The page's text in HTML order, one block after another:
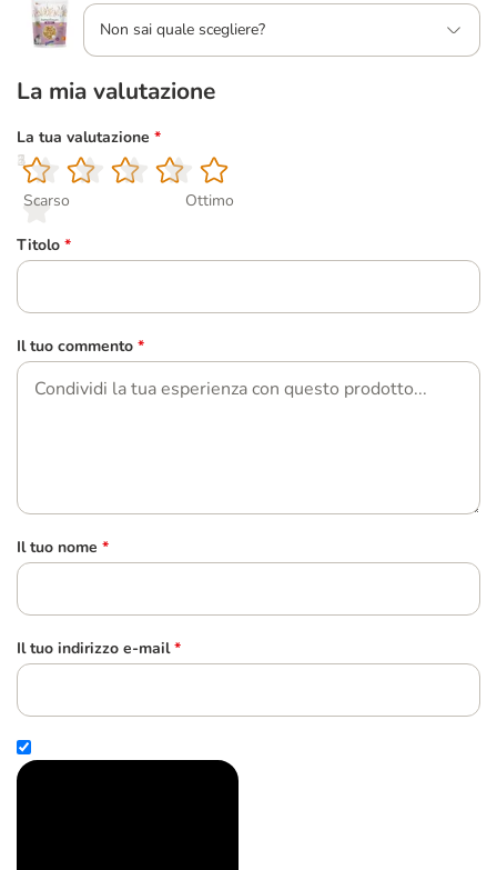
Non sai quale scegliere?
La mia valutazione
La tua valutazione *
1
Scarso
2
3
4
5
Ottimo
Titolo *
Il tuo commento *
Il tuo nome *
Il tuo indirizzo e-mail *